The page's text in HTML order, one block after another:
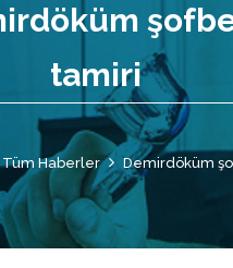
tamiri
Tüm Haberler Demirdöküm